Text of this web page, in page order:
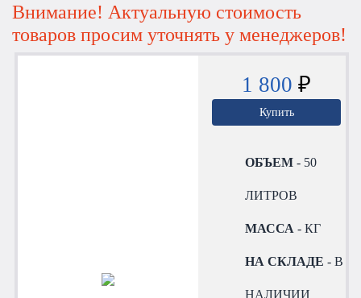
Внимание! Актуальную стоимость
товаров просим уточнять у менеджеров!
1 800₽
Купить
ОБЪЕМ - 50
ЛИТРОВ
МАССА - КГ
НА СКЛАДЕ - В
НАЛИЧИИ